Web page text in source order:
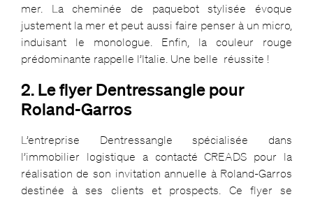
mer. La cheminée de paquebot stylisée évoque
justement la mer et peut aussi faire penser à un micro,
induisant le monologue. Enfin, la couleur rouge
prédominante rappelle l’Italie. Une belle réussite !
2. Le flyer Dentressangle pour
Roland-Garros
L’entreprise Dentressangle spécialisée dans
l’immobilier logistique a contacté CREADS pour la
réalisation de son invitation annuelle à Roland-Garros
destinée à ses clients et prospects. Ce flyer se